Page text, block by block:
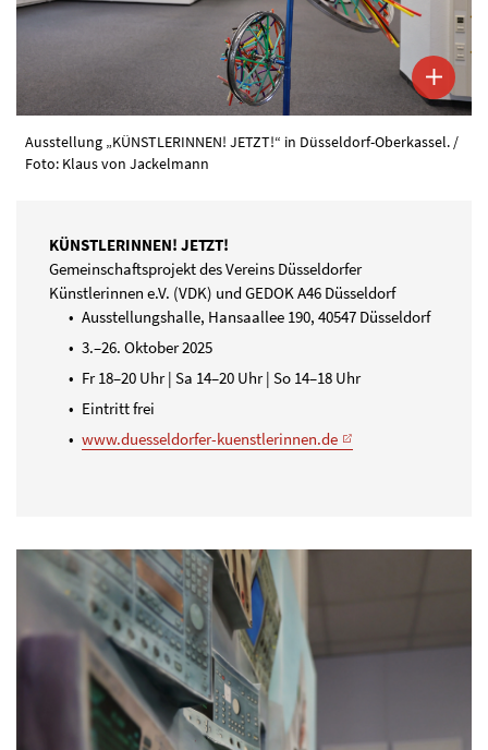
Ausstellung „KÜNSTLERINNEN! JETZT!“ in Düsseldorf-Oberkassel. /
Foto: Klaus von Jackelmann
KÜNSTLERINNEN! JETZT!
Gemeinschaftsprojekt des Vereins Düsseldorfer
Künstlerinnen e.V. (VDK) und GEDOK A46 Düsseldorf
Ausstellungshalle, Hansaallee 190, 40547 Düsseldorf
3.–26. Oktober 2025
Fr 18–20 Uhr | Sa 14–20 Uhr | So 14–18 Uhr
Eintritt frei
www.duesseldorfer-kuenstlerinnen.de